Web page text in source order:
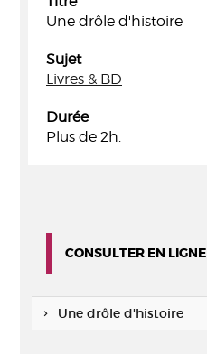
Une drôle d'histoire
Sujet
Livres & BD
Durée
Plus de 2h.
CONSULTER EN LIGNE
Une drôle d'histoire